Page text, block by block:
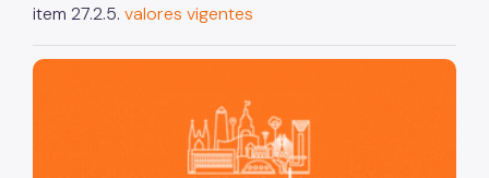
item 27.2.5. valores vigentes
São Paulo, cidade inteligente, resiliente e sustentável